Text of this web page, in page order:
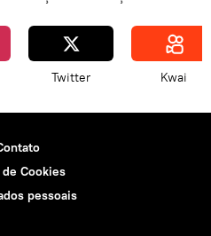
Twitter Kwai
Cookies
pessoais